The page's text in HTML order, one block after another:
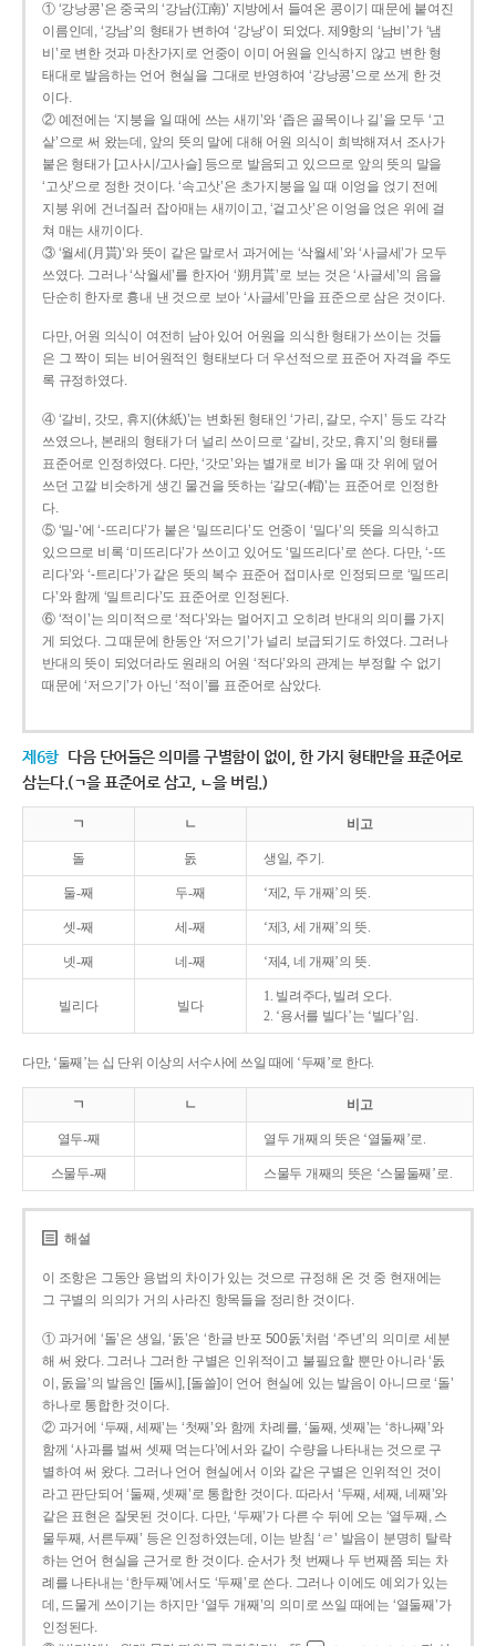
① ‘강낭콩’은 중국의 ‘강남(江南)’ 지방에서 들여온 콩이기 때문에 붙여진
이름인데, ‘강남’의 형태가 변하여 ‘강낭’이 되었다. 제9항의 ‘남비’가 ‘냄
비’로 변한 것과 마찬가지로 언중이 이미 어원을 인식하지 않고 변한 형
태대로 발음하는 언어 현실을 그대로 반영하여 ‘강낭콩’으로 쓰게 한 것
이다.
② 예전에는 ‘지붕을 일 때에 쓰는 새끼’와 ‘좁은 골목이나 길’을 모두 ‘고
샅’으로 써 왔는데, 앞의 뜻의 말에 대해 어원 의식이 희박해져서 조사가
붙은 형태가 [고사시/고사슬] 등으로 발음되고 있으므로 앞의 뜻의 말을
‘고삿’으로 정한 것이다. ‘속고삿’은 초가지붕을 일 때 이엉을 얹기 전에
지붕 위에 건너질러 잡아매는 새끼이고, ‘겉고삿’은 이엉을 얹은 위에 걸
쳐 매는 새끼이다.
③ ‘월세(月貰)’와 뜻이 같은 말로서 과거에는 ‘삭월세’와 ‘사글세’가 모두
쓰였다. 그러나 ‘삭월세’를 한자어 ‘朔月貰’로 보는 것은 ‘사글세’의 음을
단순히 한자로 흉내 낸 것으로 보아 ‘사글세’만을 표준으로 삼은 것이다.
다만, 어원 의식이 여전히 남아 있어 어원을 의식한 형태가 쓰이는 것들
은 그 짝이 되는 비어원적인 형태보다 더 우선적으로 표준어 자격을 주도
록 규정하였다.
④ ‘갈비, 갓모, 휴지(休紙)’는 변화된 형태인 ‘가리, 갈모, 수지’ 등도 각각
쓰였으나, 본래의 형태가 더 널리 쓰이므로 ‘갈비, 갓모, 휴지’의 형태를
표준어로 인정하였다. 다만, ‘갓모’와는 별개로 비가 올 때 갓 위에 덮어
쓰던 고깔 비슷하게 생긴 물건을 뜻하는 ‘갈모(-帽)’는 표준어로 인정한
다.
⑤ ‘밀-’에 ‘-뜨리다’가 붙은 ‘밀뜨리다’도 언중이 ‘밀다’의 뜻을 의식하고
있으므로 비록 ‘미뜨리다’가 쓰이고 있어도 ‘밀뜨리다’로 쓴다. 다만, ‘-뜨
리다’와 ‘-트리다’가 같은 뜻의 복수 표준어 접미사로 인정되므로 ‘밀뜨리
다’와 함께 ‘밀트리다’도 표준어로 인정된다.
⑥ ‘적이’는 의미적으로 ‘적다’와는 멀어지고 오히려 반대의 의미를 가지
게 되었다. 그 때문에 한동안 ‘저으기’가 널리 보급되기도 하였다. 그러나
반대의 뜻이 되었더라도 원래의 어원 ‘적다’와의 관계는 부정할 수 없기
때문에 ‘저으기’가 아닌 ‘적이’를 표준어로 삼았다.
제6항 다음 단어들은 의미를 구별함이 없이, 한 가지 형태만을 표준어로
삼는다.(ㄱ을 표준어로 삼고, ㄴ을 버림.)
ㄱ ㄴ 비고
돌 돐 생일, 주기.
둘-째 두-째 ‘제2, 두 개째’의 뜻.
셋-째 세-째 ‘제3, 세 개째’의 뜻.
넷-째 네-째 ‘제4, 네 개째’의 뜻.
빌리다 빌다
1. 빌려주다, 빌려 오다.
2. ‘용서를 빌다’는 ‘빌다’임.
다만, ‘둘째’는 십 단위 이상의 서수사에 쓰일 때에 ‘두째’로 한다.
ㄱ ㄴ 비고
열두-째 열두 개째의 뜻은 ‘열둘째’로.
스물두-째 스물두 개째의 뜻은 ‘스물둘째’로.
해설
이 조항은 그동안 용법의 차이가 있는 것으로 규정해 온 것 중 현재에는
그 구별의 의의가 거의 사라진 항목들을 정리한 것이다.
① 과거에 ‘돌’은 생일, ‘돐’은 ‘한글 반포 500돐’처럼 ‘주년’의 의미로 세분
해 써 왔다. 그러나 그러한 구별은 인위적이고 불필요할 뿐만 아니라 ‘돐
이, 돐을’의 발음인 [돌씨], [돌쓸]이 언어 현실에 있는 발음이 아니므로 ‘돌’
하나로 통합한 것이다.
② 과거에 ‘두째, 세째’는 ‘첫째’와 함께 차례를, ‘둘째, 셋째’는 ‘하나째’와
함께 ‘사과를 벌써 셋째 먹는다’에서와 같이 수량을 나타내는 것으로 구
별하여 써 왔다. 그러나 언어 현실에서 이와 같은 구별은 인위적인 것이
라고 판단되어 ‘둘째, 셋째’로 통합한 것이다. 따라서 ‘두째, 세째, 네째’와
같은 표현은 잘못된 것이다. 다만, ‘두째’가 다른 수 뒤에 오는 ‘열두째, 스
물두째, 서른두째’ 등은 인정하였는데, 이는 받침 ‘ㄹ’ 발음이 분명히 탈락
하는 언어 현실을 근거로 한 것이다. 순서가 첫 번째나 두 번째쯤 되는 차
례를 나타내는 ‘한두째’에서도 ‘두째’로 쓴다. 그러나 이에도 예외가 있는
데, 드물게 쓰이기는 하지만 ‘열두 개째’의 의미로 쓰일 때에는 ‘열둘째’가
인정된다.